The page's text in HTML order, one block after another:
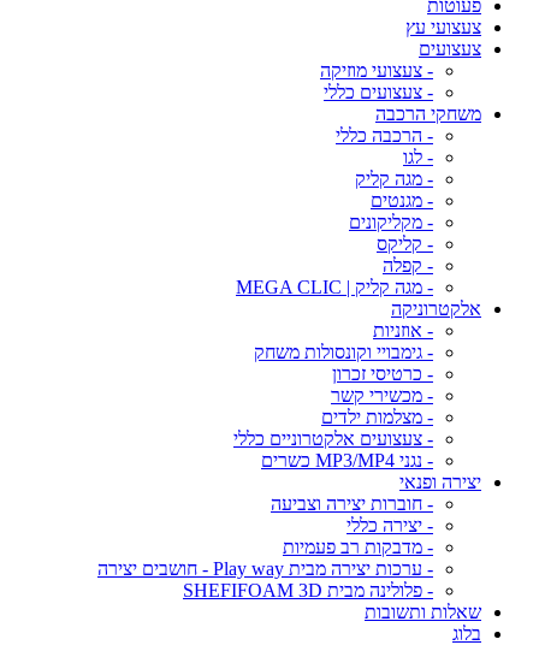
פעוטות
צעצועי עץ
צעצועים
- צעצועי מוזיקה
- צעצועים כללי
משחקי הרכבה
- הרכבה כללי
- לגו
- מגה קליק
- מגנטים
- מקליקונים
- קליקס
- קפלה
- מגה קליק | MEGA CLIC
אלקטרוניקה
- אוזניות
- גימבויי וקונסולות משחק
- כרטיסי זכרון
- מכשירי קשר
- מצלמות ילדים
- צעצועים אלקטרוניים כללי
- נגני MP3/MP4 כשרים
יצירה ופנאי
- חוברות יצירה וצביעה
- יצירה כללי
- מדבקות רב פעמיות
- ערכות יצירה מבית Play way - חושבים יצירה
- פלולינה מבית SHEFIFOAM 3D
שאלות ותשובות
בלוג